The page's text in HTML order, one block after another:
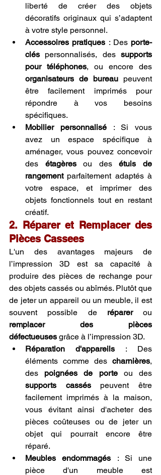
liberté de créer des objets
décoratifs originaux qui s’adaptent
à votre style personnel.
Accessoires pratiques : Des porte-
clés personnalisés, des supports
pour téléphones
organisateurs de bureau peuvent
être facilement imprimés pour
répondre à vos besoins
spécifiques.
Mobilier personnalisé : Si vous
avez un espace spécifique à
aménager, vous pouvez concevoir
des étagères ou des étuis de
rangement parfaitement adaptés à
votre espace, et imprimer des
objets fonctionnels tout en restant
créatif.
2. Réparer et Remplacer des
Pièces Cassees
L'un des avantages majeurs de
l’impression 3D est sa capacité à
produire des pièces de rechange pour
des objets cassés ou abîmés. Plutôt que
de jeter un appareil ou un meuble, il est
souvent possible de réparer
remplacer des pièces
défectueuses grâce à l’impression 3D.
Réparation d'appareils : Des
éléments comme des charnières,
des poignées de porte
supports cassés peuvent être
facilement imprimés à la maison,
vous évitant ainsi d'acheter des
pièces coûteuses ou de jeter un
objet qui pourrait encore être
réparé.
Meubles endommagés : Si une
pièce d'un meuble est